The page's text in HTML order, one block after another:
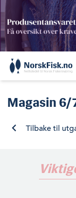
Skip
to
content
Magasin 6/
Tilbake til